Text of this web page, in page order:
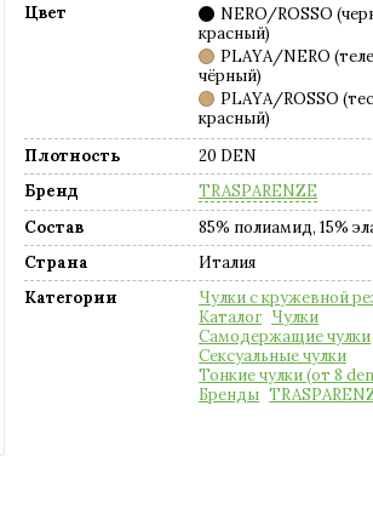
Цвет
NERO/ROSSO
красный)
PLAYA/NERO
чёрный)
PLAYA/ROSSO
красный)
Плотность
20 DEN
Бренд
TRASPARENZE
Состав
85% полиамид, 15%
Страна
Италия
Категории
Чулки с кружевной
Каталог Чулки
Самодержащие чулки
Сексуальные чулки
Тонкие чулки (от 8
Бренды